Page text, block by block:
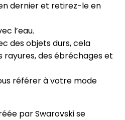
dernier et retirez-le en
l’eau.
des objets durs, cela
rayures, des ébréchages et
référer à votre mode
par Swarovski se